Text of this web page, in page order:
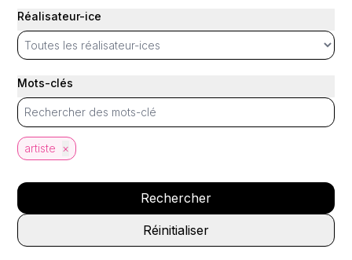
Réalisateur-ice
Mots-clés
artiste ×
Rechercher
Réinitialiser